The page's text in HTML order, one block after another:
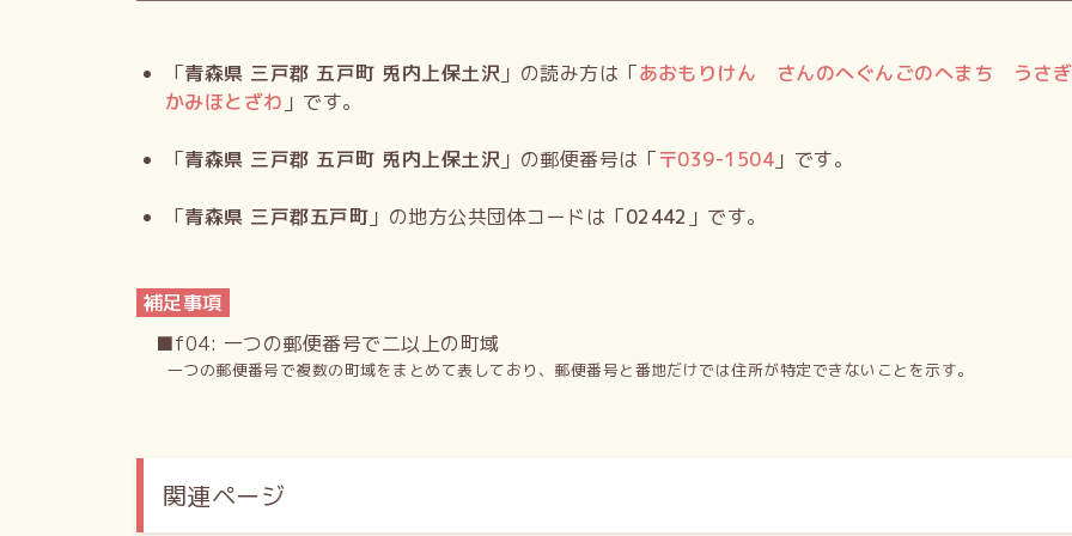
「青森県 三戸郡 五戸町 兎内上保土沢 」の読み方は「あおもりけん さんのへぐんごのへまち うさ
かみほとざわ 」です。
「青森県 三戸郡 五戸町 兎内上保土沢 」の郵便番号は「〒039-1504 」です。
「青森県 三戸郡五戸町 」の地方公共団体コードは「02442 」です。
補足事項
■f04: 一つの郵便番号で二以上の町域
一つの郵便番号で複数の町域をまとめて表しており、郵便番号と番地だけでは住所が特定できないことを示す。
関連ページ